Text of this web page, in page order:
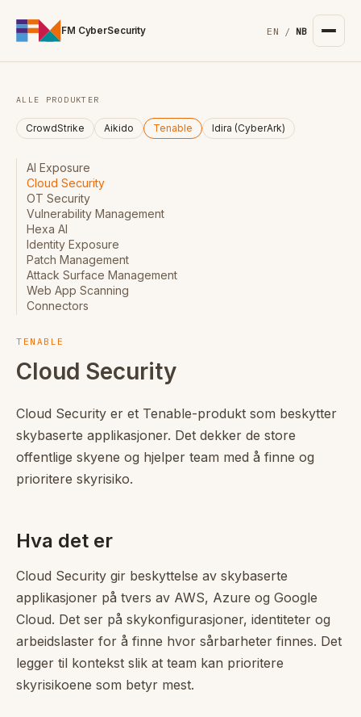
FM CyberSecurity EN / NB
ALLE PRODUKTER
CrowdStrike Aikido Tenable Idira (CyberArk)
AI Exposure
Cloud Security
OT Security
Vulnerability Management
Hexa AI
Identity Exposure
Patch Management
Attack Surface Management
Web App Scanning
Connectors
TENABLE
Cloud Security
Cloud Security er et Tenable-produkt som beskytter
skybaserte applikasjoner. Det dekker de store
offentlige skyene og hjelper team med å finne og
prioritere skyrisiko.
Hva det er
Cloud Security gir beskyttelse av skybaserte
applikasjoner på tvers av AWS, Azure og Google
Cloud. Det ser på skykonfigurasjoner, identiteter og
arbeidslaster for å finne hvor sårbarheter finnes. Det
legger til kontekst slik at team kan prioritere
skyrisikoene som betyr mest.